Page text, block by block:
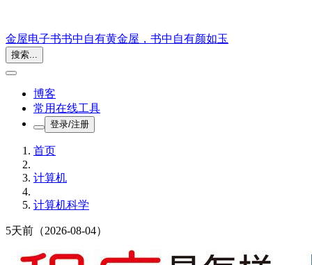
金屋电子书书中自有黄金屋，书中自有颜如玉
搜索...
博客
常用在线工具
登录/注册
首页
计算机
计算机科学
5天前 （2026-08-04）